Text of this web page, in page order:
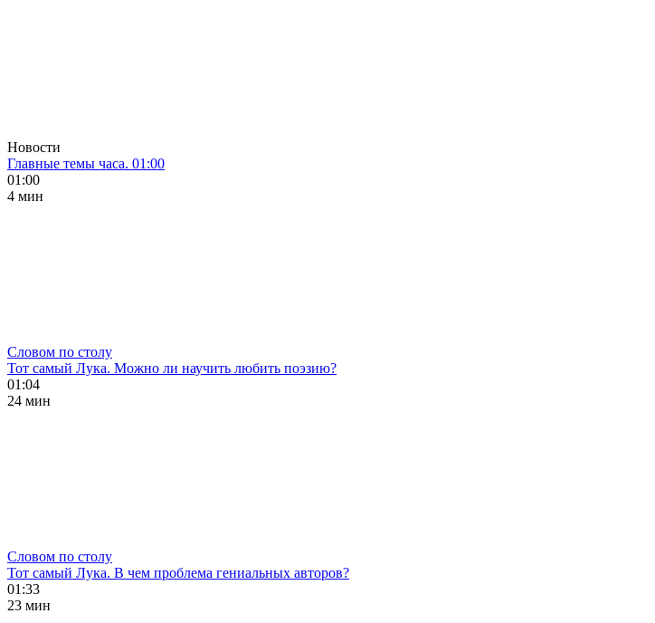
Новости
Главные темы часа. 01:00
01:00
4 мин
Словом по столу
Тот самый Лука. Можно ли научить любить поэзию?
01:04
24 мин
Словом по столу
Тот самый Лука. В чем проблема гениальных авторов?
01:33
23 мин